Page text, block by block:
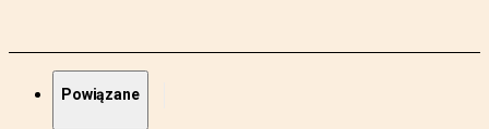
Powiązane